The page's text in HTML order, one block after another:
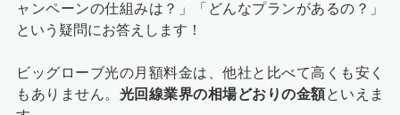
ャンペーンの仕組みは？」「どんなプランがあるの？」
という疑問にお答えします！
ビッグローブ光の月額料金は、他社と比べて高くも安く
もありません。 光回線業界の相場どおりの金額といえま